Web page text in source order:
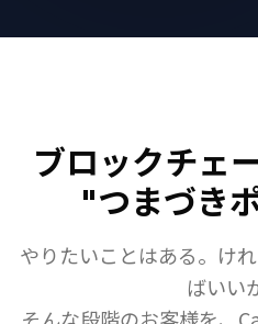
ブロックチェ
"つまづき
やりたいことはある。け
ばい